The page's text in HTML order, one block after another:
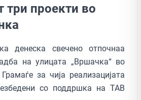
три проекти во
денеска свечено отпочнаа
на улицата „Вршачка“ во
за чија реализацијата
со поддршка на ТАВ